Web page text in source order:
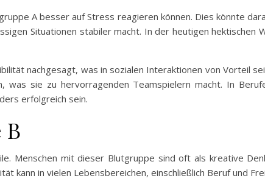
A besser auf Stress reagieren können. Dies könnte
Situationen stabiler macht. In der heutigen hektischen
nachgesagt, was in sozialen Interaktionen von Vorteil
sie zu hervorragenden Teamspielern macht. In
erfolgreich sein.
Menschen mit dieser Blutgruppe sind oft als kreative
kann in vielen Lebensbereichen, einschließlich Beruf und